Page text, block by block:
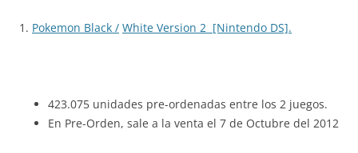
1. Pokemon Black / White Version 2 [Nintendo DS].
423.075 unidades pre-ordenadas entre los 2 juegos.
En Pre-Orden, sale a la venta el 7 de Octubre del 2012